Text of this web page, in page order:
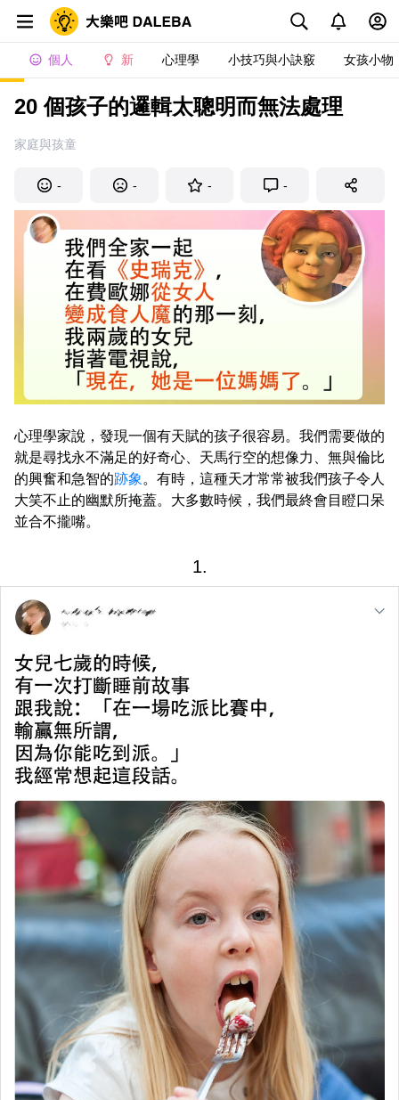
個人 新 心理學 小技巧與小訣竅 女孩小物
20 個孩子的邏輯太聰明而無法處理
家庭與孩童
- - - -
心理學家說，發現一個有天賦的孩子很容易。我們需要做的
就是尋找永不滿足的好奇心、天馬行空的想像力、無與倫比
的興奮和急智的跡象 。有時，這種天才常常被我們孩子令人
大笑不止的幽默所掩蓋。大多數時候，我們最終會目瞪口呆
並合不攏嘴。
1.